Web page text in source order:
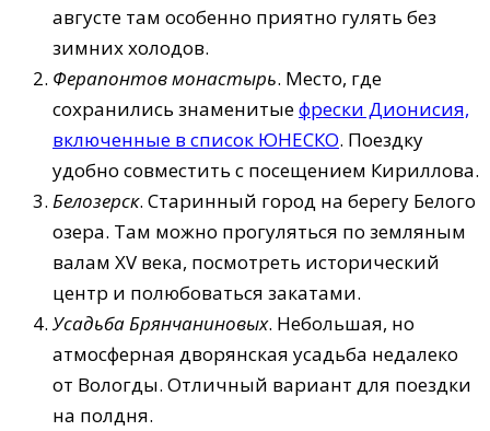
августе там особенно приятно гулять без
зимних холодов.
Ферапонтов монастырь. Место, где
сохранились знаменитыефрески Дионисия,
включенные в список ЮНЕСКО. Поездку
удобно совместить с посещением Кириллова.
Белозерск. Старинный город на берегу Белого
озера. Там можно прогуляться по земляным
валам XV века, посмотреть исторический
центр и полюбоваться закатами.
Усадьба Брянчаниновых. Небольшая, но
атмосферная дворянская усадьба недалеко
от Вологды. Отличный вариант для поездки
на полдня.